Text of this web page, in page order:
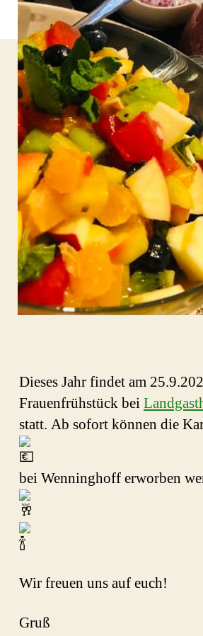
Dieses Jahr findet am
Frauenfrühstück bei
statt. Ab sofort können die
bei Wenninghoff erworben
Wir freuen uns auf euch!
Gruß